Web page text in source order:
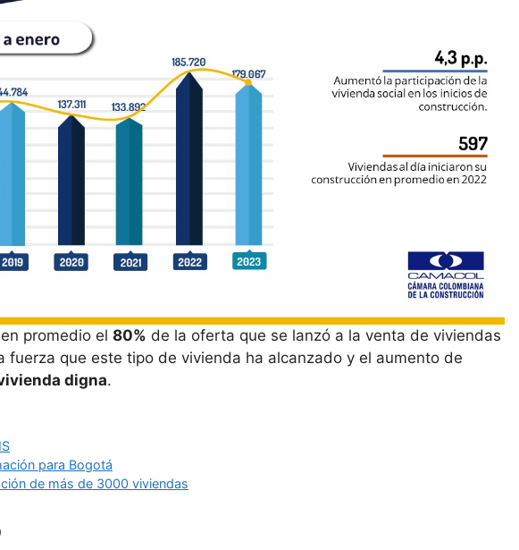
promedio el 80% de la oferta que se lanzó a la venta de viviendas
fuerza que este tipo de vivienda ha alcanzado y el aumento de
digna.
para Bogotá
de más de 3000 viviendas